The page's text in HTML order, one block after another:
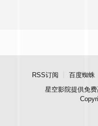
RSS订阅 百度蜘蛛
星空影院提供免